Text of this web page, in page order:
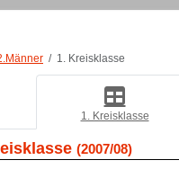
1. Kreisklasse
1. Kreisklasse
(2007/08)